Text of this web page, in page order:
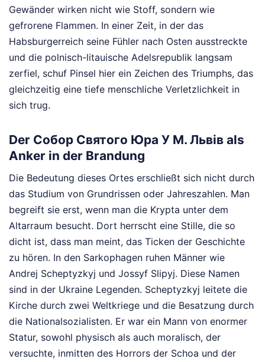
Gewänder wirken nicht wie Stoff, sondern wie
gefrorene Flammen. In einer Zeit, in der das
Habsburgerreich seine Fühler nach Osten ausstreckte
und die polnisch-litauische Adelsrepublik langsam
zerfiel, schuf Pinsel hier ein Zeichen des Triumphs, das
gleichzeitig eine tiefe menschliche Verletzlichkeit in
sich trug.
Der Собор Святого Юра У М. Львів als
Anker in der Brandung
Die Bedeutung dieses Ortes erschließt sich nicht durch
das Studium von Grundrissen oder Jahreszahlen. Man
begreift sie erst, wenn man die Krypta unter dem
Altarraum besucht. Dort herrscht eine Stille, die so
dicht ist, dass man meint, das Ticken der Geschichte
zu hören. In den Sarkophagen ruhen Männer wie
Andrej Scheptyzkyj und Jossyf Slipyj. Diese Namen
sind in der Ukraine Legenden. Scheptyzkyj leitete die
Kirche durch zwei Weltkriege und die Besatzung durch
die Nationalsozialisten. Er war ein Mann von enormer
Statur, sowohl physisch als auch moralisch, der
versuchte, inmitten des Horrors der Schoa und der